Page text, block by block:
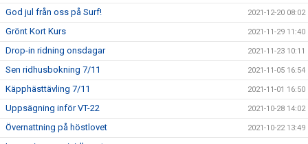
God jul från oss på Surf! 2021-12-20 08:02
Grönt Kort Kurs 2021-11-29 11:40
Drop-in ridning onsdagar 2021-11-23 10:11
Sen ridhusbokning 7/11 2021-11-05 16:54
Käpphästtävling 7/11 2021-11-01 16:50
Uppsägning inför VT-22 2021-10-28 14:02
Övernattning på höstlovet 2021-10-22 13:49